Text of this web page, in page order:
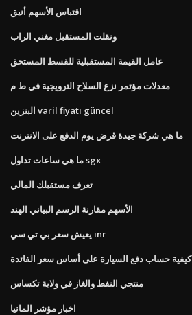
اقتباس الأسهم أنيق
ونقلت المستقبل مغني الراب
عامل القيمة المستقبلية للقسط المستحق
معدلات مؤتمر نزع السلاح الترويجية في ط م
البنزين varil fiyatı güncel
ما هي شركة جيدة قرض يوم الدفع على الانترنت
ما هي ساعات تداول sgx
تعرف مستقبلك المالي
الأسهم مقارنة الرسم البياني الهند
يعيش سعر بي تي سي inr
كيفية حساب دفع السيارة على أساس سعر الفائدة
منتجي النفط والغاز في ولاية تكساس
اخبار مؤشر المانيا